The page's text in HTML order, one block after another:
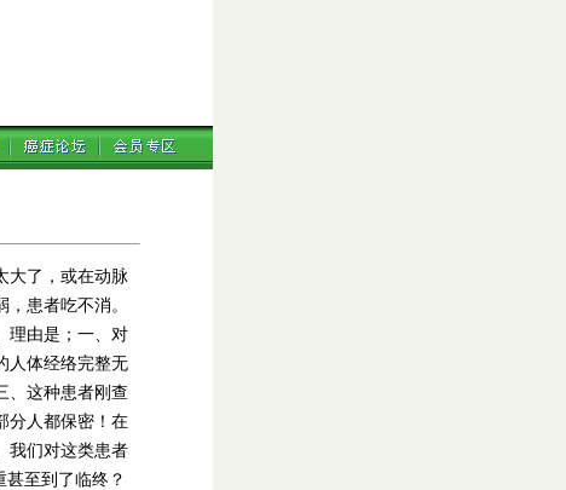
大了，或在动脉
患者吃不消。
理由是；一、对
人体经络完整无
、这种患者刚查
分人都保密！在
我们对这类患者
至到了临终？